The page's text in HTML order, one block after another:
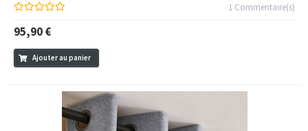
1 Commentaire(s)
95,90 €
Ajouter au panier